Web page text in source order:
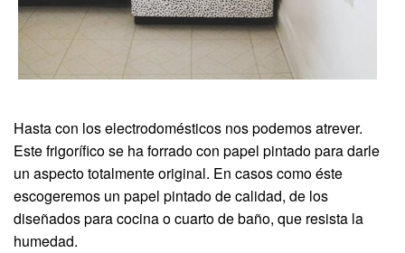
Hasta con los electrodomésticos nos podemos atrever.
Este frigorífico se ha forrado con papel pintado para darle
un aspecto totalmente original. En casos como éste
escogeremos un papel pintado de calidad, de los
diseñados para cocina o cuarto de baño, que resista la
humedad.